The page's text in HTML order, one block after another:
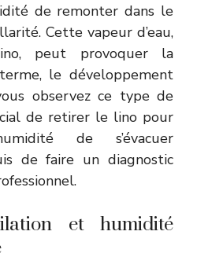
de remonter dans le
Cette vapeur d’eau,
peut provoquer la
le développement
observez ce type de
de retirer le lino pour
de s’évacuer
de faire un diagnostic
et humidité